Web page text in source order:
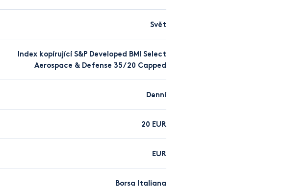
Svět
Index kopírující S&P Developed BMI Select
Aerospace & Defense 35/20 Capped
Denní
20 EUR
EUR
Borsa Italiana